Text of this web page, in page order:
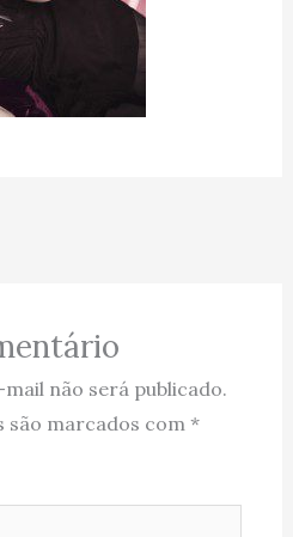
não será publicado.
são marcados com *